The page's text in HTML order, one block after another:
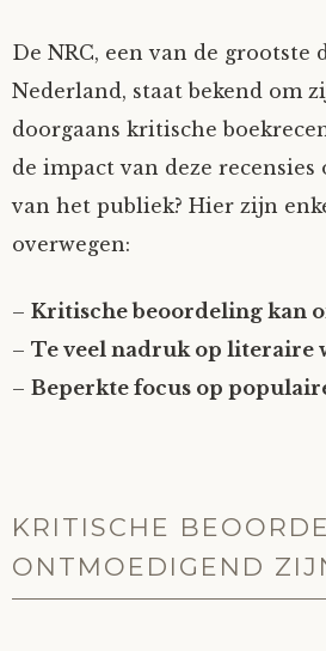
De NRC, een van de grootste
Nederland, staat bekend om
doorgaans kritische
de impact van deze recensies
van het publiek? Hier zijn
overwegen:
– Kritische beoordeling kan
– Te veel nadruk op literaire
– Beperkte focus op
KRITISCHE
ONTMOEDIGEND